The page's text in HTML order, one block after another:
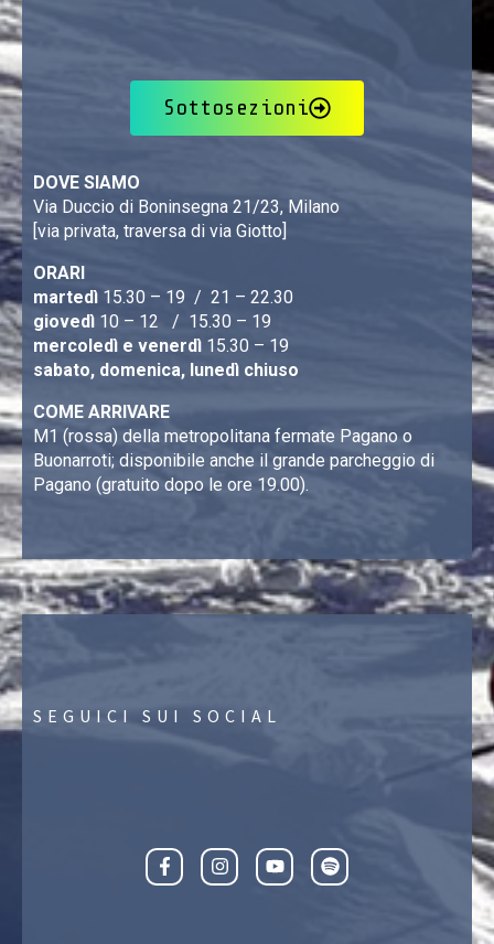
Sottosezioni
DOVE SIAMO
Via Duccio di Boninsegna 21/23, Milano
[via privata, traversa di via Giotto]
ORARI
martedì 15.30 – 19 / 21 – 22.30
giovedì 10 – 12 / 15.30 – 19
mercoledì e venerdì 15.30 – 19
sabato, domenica, lunedì chiuso
COME ARRIVARE
M1 (rossa) della metropolitana fermate Pagano o
Buonarroti; disponibile anche il grande parcheggio di
Pagano (gratuito dopo le ore 19.00).
SEGUICI SUI SOCIAL